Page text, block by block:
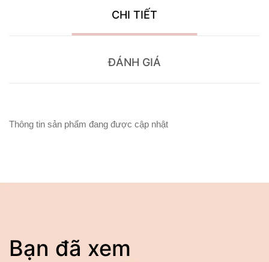
CHI TIẾT
ĐÁNH GIÁ
Thông tin sản phẩm đang được cập nhật
Bạn đã xem